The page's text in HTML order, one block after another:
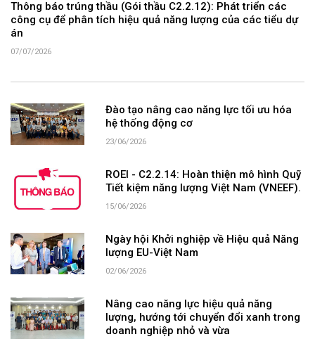
Thông báo trúng thầu (Gói thầu C2.2.12): Phát triển các
công cụ để phân tích hiệu quả năng lượng của các tiểu dự
án
07/07/2026
Đào tạo nâng cao năng lực tối ưu hóa
hệ thống động cơ
23/06/2026
ROEI - C2.2.14: Hoàn thiện mô hình Quỹ
Tiết kiệm năng lượng Việt Nam (VNEEF).
15/06/2026
Ngày hội Khởi nghiệp về Hiệu quả Năng
lượng EU-Việt Nam
02/06/2026
Nâng cao năng lực hiệu quả năng
lượng, hướng tới chuyển đổi xanh trong
doanh nghiệp nhỏ và vừa